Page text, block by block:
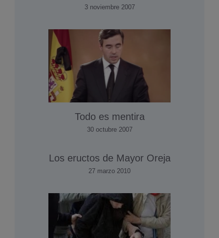
3 noviembre 2007
Todo es mentira
30 octubre 2007
Los eructos de Mayor Oreja
27 marzo 2010